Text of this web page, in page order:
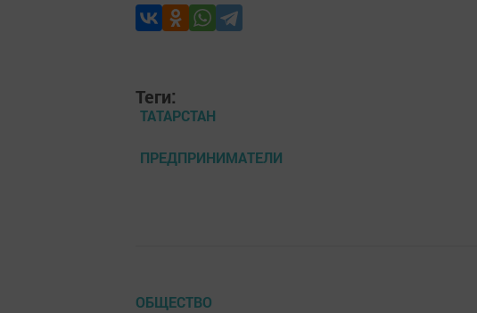
Теги:
ТАТАРСТАН
ПРЕДПРИНИМАТЕЛИ
ОБЩЕСТВО